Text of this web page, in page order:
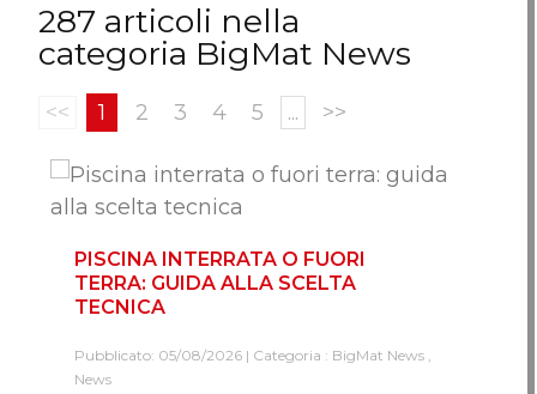
287 articoli nella
categoria BigMat News
<< 1 2 3 4 5 ... >>
PISCINA INTERRATA O FUORI
TERRA: GUIDA ALLA SCELTA
TECNICA
Pubblicato: 05/08/2026 | Categoria : BigMat News
News